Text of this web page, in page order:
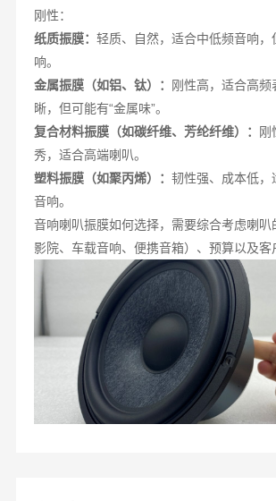
刚性：
纸质振膜： 轻质、自然，适合中低频音响，
响。
金属振膜（如铝、钛）：
刚性高，适合高
晰，但可能有“金属味”。
复合材料振膜（如碳纤维、芳纶纤维）：
刚
秀，适合高端喇叭。
塑料振膜（如聚丙烯）： 韧性强、成本低，
音响。
音响喇叭振膜如何选择，需要综合考虑喇叭
影院、车载音响、便携音箱）、预算以及客